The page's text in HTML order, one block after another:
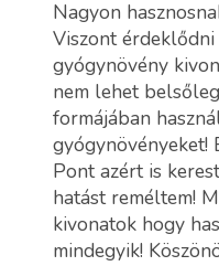
Nagyon
Viszont
gyógynövény
nem lehet
formájában
gyógynövényeket!
Pont azért is
hatást reméltem!
kivonatok hogy
mindegyik!